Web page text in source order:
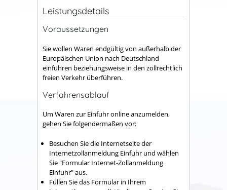
Leistungsdetails
Voraussetzungen
Sie wollen Waren endgültig von außerhalb der
Europäischen Union nach Deutschland
einführen beziehungsweise in den zollrechtlich
freien Verkehr überführen.
Verfahrensablauf
Um Waren zur Einfuhr online anzumelden,
gehen Sie folgendermaßen vor:
Besuchen Sie die Internetseite der
Internetzollanmeldung Einfuhr und wählen
Sie "Formular Internet-Zollanmeldung
Einfuhr" aus.
Füllen Sie das Formular in Ihrem